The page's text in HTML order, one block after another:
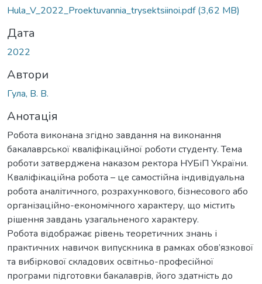
Hula_V_2022_Proektuvannia_trysektsiinoi.pdf(3,62 MB)
Дата
2022
Автори
Гула, В. В.
Анотація
Робота виконана згідно завдання на виконання
бакалаврської кваліфікаційної роботи студенту. Тема
роботи затверджена наказом ректора НУБіП України.
Кваліфікаційна робота – це самостійна індивідуальна
робота аналітичного, розрахункового, бізнесового або
організаційно-економічного характеру, що містить
рішення завдань узагальненого характеру.
Робота відображає рівень теоретичних знань і
практичних навичок випускника в рамках обов’язкової
та вибіркової складових освітньо-професійної
програми підготовки бакалаврів, його здатність до